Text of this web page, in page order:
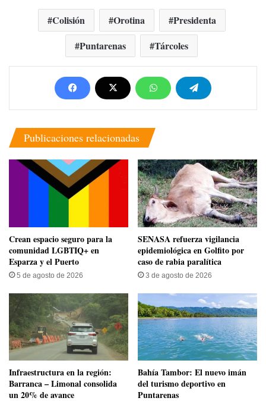
Colisión Orotina
Presidenta
Puntarenas
Tárcoles
Publicaciones relacionadas
Crean espacio seguro para la
comunidad LGBTIQ+ en
Esparza y el Puerto
5 de agosto de 2026
SENASA refuerza vigilancia
epidemiológica en Golfito por
caso de rabia paralítica
3 de agosto de 2026
Infraestructura en la región:
Barranca – Limonal consolida
un 20% de avance
Bahía Tambor: El nuevo imán
del turismo deportivo en
Puntarenas